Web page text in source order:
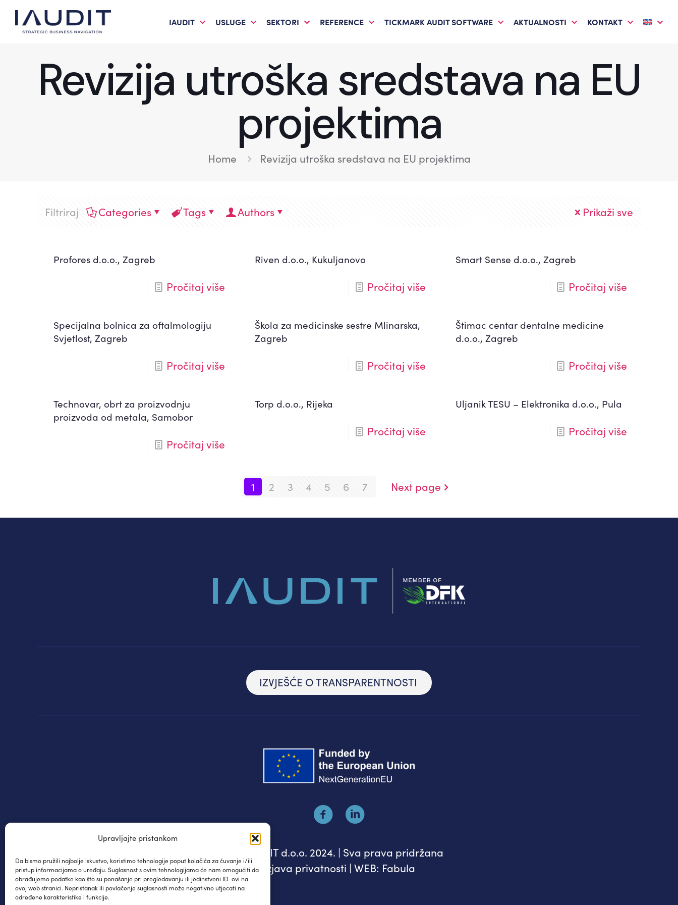
Upravljajte pristankom
Da bismo pružili najbolje iskustvo, koristimo tehnologije poput kolačića za čuvanje i/ili
pristup informacijama o uređaju. Suglasnost s ovim tehnologijama će nam omogućiti da
obrađujemo podatke kao što su ponašanje pri pregledavanju ili jedinstveni ID-ovi na
ovoj web stranici. Nepristanak ili povlačenje suglasnosti može negativno utjecati na
određene karakteristike i funkcije.
IAUDIT USLUGE SEKTORI REFERENCE TICKMARK AUDIT SOFTWARE AKTUALNOSTI KONTAKT
Revizija utroška sredstava na EU
projektima
Home Revizija utroška sredstava na EU projektima
Filtriraj Categories Tags Authors Prikaži sve
Profores d.o.o., Zagreb
Pročitaj više
Riven d.o.o., Kukuljanovo
Pročitaj više
Smart Sense d.o.o., Zagreb
Pročitaj više
Specijalna bolnica za oftalmologiju
Svjetlost, Zagreb
Pročitaj više
Škola za medicinske sestre Mlinarska,
Zagreb
Pročitaj više
Štimac centar dentalne medicine
d.o.o., Zagreb
Pročitaj više
Technovar, obrt za proizvodnju
proizvoda od metala, Samobor
Pročitaj više
Torp d.o.o., Rijeka
Pročitaj više
Uljanik TESU – Elektronika d.o.o., Pula
Pročitaj više
1 2 3 4 5 6 7 Next page
IZVJEŠĆE O TRANSPARENTNOSTI
© IAUDIT d.o.o. 2024. | Sva prava pridržana
Izjava privatnosti | WEB: Fabula